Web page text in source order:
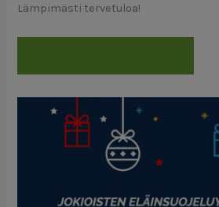
Lämpimästi tervetuloa!